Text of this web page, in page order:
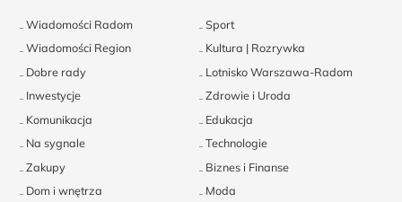
Wiadomości Radom
Sport
Wiadomości Region
Kultura | Rozrywka
Dobre rady
Lotnisko Warszawa-Radom
Inwestycje
Zdrowie i Uroda
Komunikacja
Edukacja
Na sygnale
Technologie
Zakupy
Biznes i Finanse
Dom i wnętrza
Moda